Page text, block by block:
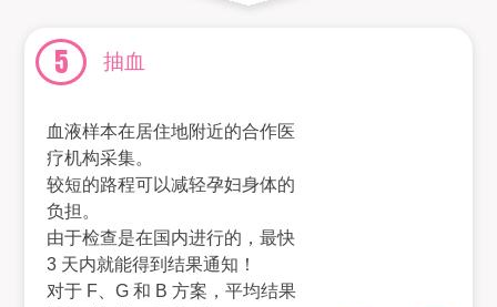
5 抽血
血液样本在居住地附近的合作医
疗机构采集。
较短的路程可以减轻孕妇身体的
负担。
由于检查是在国内进行的，最快
3 天内就能得到结果通知！
对于 F、G 和 B 方案，平均结果